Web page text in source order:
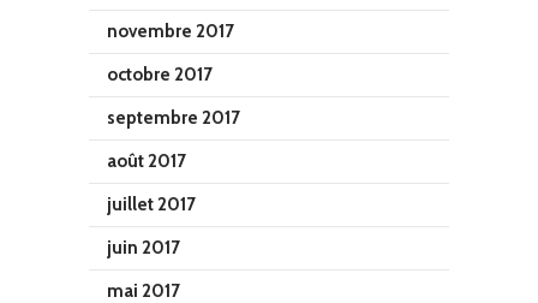
novembre 2017
octobre 2017
septembre 2017
août 2017
juillet 2017
juin 2017
mai 2017